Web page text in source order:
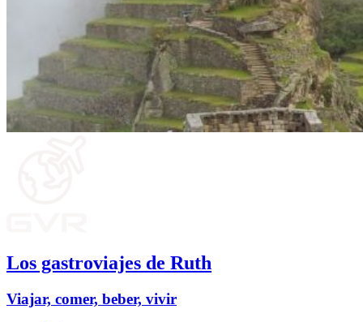
Los gastroviajes de Ruth
Viajar, comer, beber, vivir